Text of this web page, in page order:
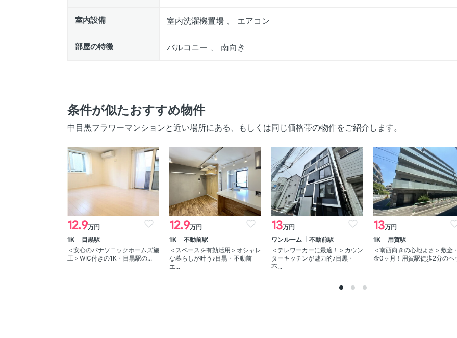
室内設備 室内洗濯機置場 、 エアコン
部屋の特徴 バルコニー 、 南向き
条件が似たおすすめ物件
中目黒フラワーマンションと近い場所にある、もしくは同じ価格帯の物件をご紹介します。
12.9万円
1K
目黒駅
＜安心のパナソニックホームズ施
工＞WIC付きの1K・目黒駅の...
12.9万円
1K
不動前駅
＜スペースを有効活用＞オシャレ
な暮らしが叶う♪目黒・不動前
エ...
13万円
ワンルーム
不動前駅
＜テレワーカーに最適！＞カウン
ターキッチンが魅力的♪目黒・
不...
13万円
1K
用賀駅
＜南西向きの心地よさ＞敷金
金0ヶ月！用賀駅徒歩2分のペ